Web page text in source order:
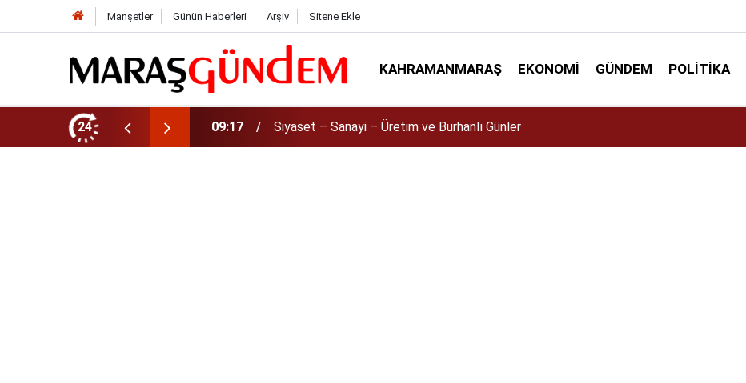
Manşetler Günün Haberleri Arşiv Sitene Ekle
KAHRAMANMARAŞ EKONOMI GÜNDEM POLITIKA
24 22:49
Kahramanmaraş'ta şehit öğrencilerin ailelerinden Cumhurbaşkanı Erdoğan'a Teşekkür
mesajı!